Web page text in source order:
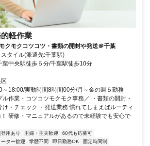
軽作業
クモクコツコツ・書類の開封や発送＠千葉
タイル(派遣先:千葉駅)
葉中央駅徒歩５分/千葉駅徒歩10分
～18:00/実動時間8時間00分/月～金の週５勤務
作業・コツコツモクモク事務／ ・書類の開封・
け・チェック ・発送業務 慣れてしまえばルーティ
研修・マニュアルがあるので未経験でも安心で
用あり 主婦・主夫歓迎
60代も応募可
ーター歓迎 学歴不問 即日勤務OK
固定時間制